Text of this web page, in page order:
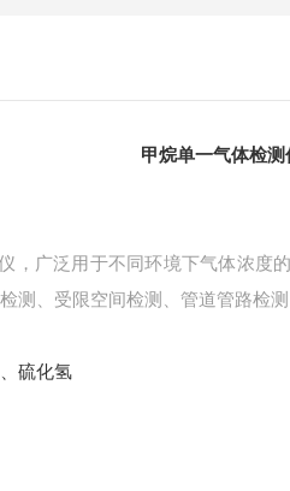
甲烷单一气体检测
，广泛用于不同环境下气体浓度
测、受限空间检测、管道管路检
硫化氢